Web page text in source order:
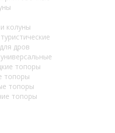
колуны
дров
топоры
топоры
топоры
топоры